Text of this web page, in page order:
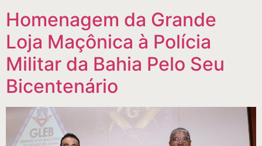
Homenagem da Grande
Loja Maçônica à Polícia
Militar da Bahia Pelo Seu
Bicentenário